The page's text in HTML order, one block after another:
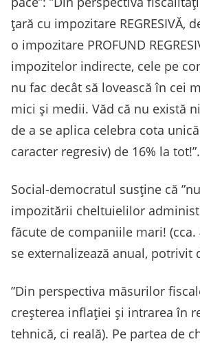
ţară cu impozitare REGRESIVĂ,
o impozitare PROFUND
impozitelor indirecte, cele pe
nu fac decât să lovească în cei
mici şi medii. Văd că nu există
de a se aplica celebra cota
caracter regresiv) de 16% la tot!”.
Social-democratul susține că
impozitării cheltuielilor
făcute de companiile mari!
se externalizează anual, potrivit
”Din perspectiva măsurilor
creşterea inflaţiei şi intrarea în
tehnică, ci reală). Pe partea de